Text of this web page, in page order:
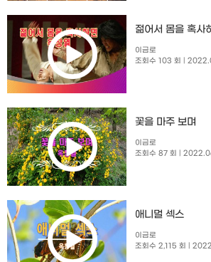
젊어서 몸을 혹사
이금로
조회수 103 회
|
꽃을 마주 보며
이금로
조회수 87 회
|
애니멀 섹스
이금로
조회수 2,115 회
|